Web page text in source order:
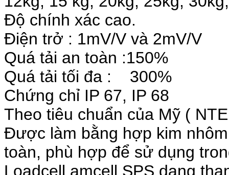
Độ chính xác cao.
Điện trở : 1mV/V và 2mV/V
Quá tải an toàn :150%
Quá tải tối đa :
300%
Chứng chỉ IP 67, IP 68
Theo tiêu chuẩn của Mỹ (
Được làm bằng hợp kim
toàn, phù hợp để sử dụng
Loadcell amcell SPS dạng